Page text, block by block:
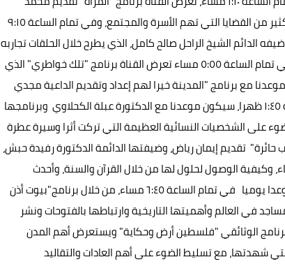
الجعبري، مع ضيفه الدائم الدكتور محمد نوح القضاة، ويتناول البرنامج الكثير من القضايا التي تهم الأسرة والمجتمع، وفي تمام الساعة ٩:١٥
الدائم الشيخ الراحل صالح كامل، الذي يطرح خلال الحلقات تجاربه
العملية والحلول لأهم القضايا المالية والاقتصادية في العالم العربي، وفي تمام الساعة ٥:٥٥ مساء تعرض القناة برنامج "تلك خواطري" الذي
وفي تمام الساعة ١١:٥ ظهرا سيكون موعدنا مع برنامج "المدينة خيرا لهم إعداد وتقديم الداعية مجدي
إمام، ويتحدث خلال الحلقات عن فضائل المدينة المنورة، وفي تمام الساعة ١:٤٥ ظهرا، سيكون موعدنا مع الدكتورة عبلة الكحلاوي وبرنامجها
على الشخصيات النسائية العظيمة التي تركت أثرا وسيرة عطرة
تعرض القناة برنامج "قلوب حائرة" تقديم إيمان رياض، وضيفتها الدائمة الدكتورة رفيدة حبش،
وكيفية الوصول لحلول لها من خلال القرآن والسنة، وأحدث
الدراسات والأبحاث الاجتماعية، و لعشاق البرامج الوثائقية سيكون لهم موعدا يوميا في تمام الساعة ٦:٤٥ مساء، من خلال برنامج"بيوت أذن
في العالم وأهميتها التاريخية وارتباطها بالفتوحات ونشر
كما تعرض القناة يوميا في تمام الساعة ١:١٥ ظهرا البرنامج الوثائقي "فلسطين أرض وحكاية" ويستعرض أهم المدن
شهدتها، مع تسليط الضوء على أهم العادات والتقاليد